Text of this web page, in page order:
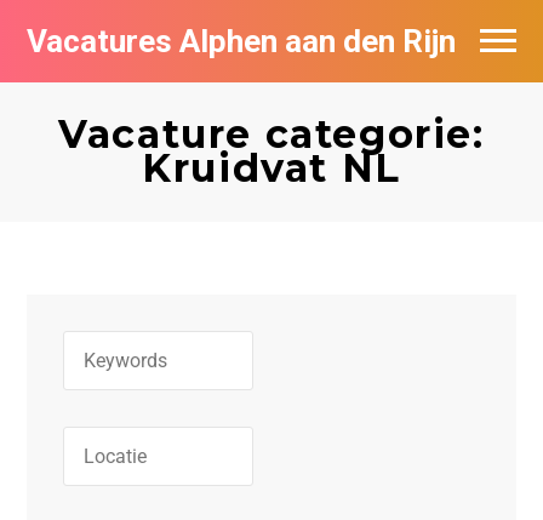
Vacatures Alphen aan den Rijn
Vacature categorie:
Kruidvat NL
Vacatures per bedrijf in Alphen aan den
Rijn
De populairste vacatures in Alphen aan